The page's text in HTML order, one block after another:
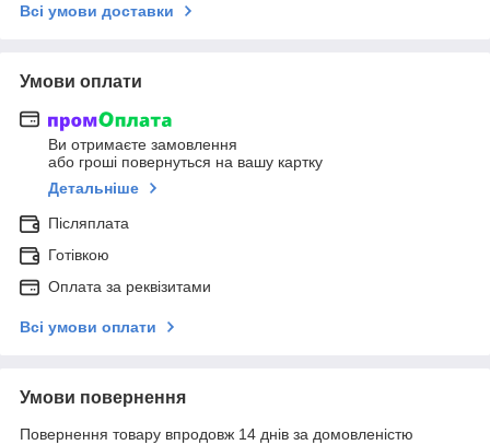
Всі умови доставки
Умови оплати
Ви отримаєте замовлення
або гроші повернуться на вашу картку
Детальніше
Післяплата
Готівкою
Оплата за реквізитами
Всі умови оплати
Умови повернення
Повернення товару впродовж 14 днів за домовленістю